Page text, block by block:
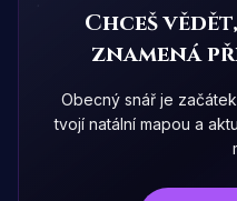
Chceš
znamená
Obecný snář je
tvojí natální mapou a